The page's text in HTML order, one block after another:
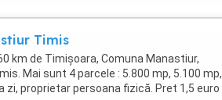
Timis
km de Timișoara, Comuna Manastiur,
Mai sunt 4 parcele : 5.800 mp, 5.100 mp,
zi, proprietar persoana fizică. Pret 1,5 euro